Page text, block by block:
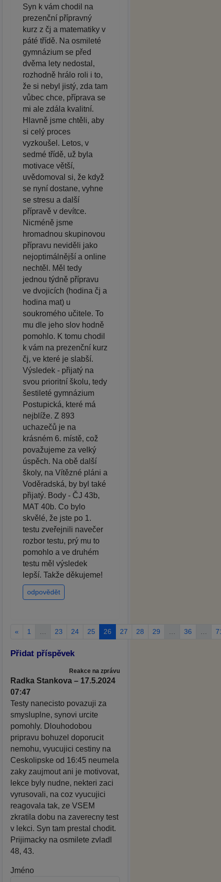
Syn k vám chodil na
prezenční přípravný
kurz z čj a matematiky v
páté třídě. Na osmileté
gymnázium se před
dvěma lety nedostal,
rozhodně hrálo roli i to,
že si nebyl jistý, zda tam
vůbec chce, příprava se
mi ale zdála kvalitní.
Hlavně jsme chtěli, aby
si celý proces
vyzkoušel. Letos, v
sedmé třídě, už byla
motivace větší,
uvědomoval si, že když
se nyní dostane, vyhne
se stresu a další
přípravě v devítce.
Nicméně jsme
hromadnou skupinovou
přípravu neviděli jako
nejoptimálnější a online
nechtěl. Měl tedy
jednou týdně přípravu
ve dvojicích (hodina čj a
hodina mat) u
soukromého učitele. To
mu dle jeho slov hodně
pomohlo. K tomu chodil
k vám na prezenční kurz
čj, ve které je slabší.
Výsledek - přijatý na
svou prioritní školu, tedy
šestileté gymnázium
Postupická, které má
nejblíže. Z 893
uchazečů je na
krásném 6. místě, což
považujeme za velký
úspěch. Na obě další
školy, na Vítězné pláni a
Voděradská, by byl také
přijatý. Body - ČJ 43b,
MAT 40b. Co bylo
skvělé, že jste po 1.
testu zveřejnili navečer
rozbor testu, prý mu to
pomohlo a ve druhém
testu měl výsledek
lepší. Takže děkujeme!
odpovědět
« 1 23 24 25 26 27 28 29 36
Přidat příspěvek
Reakce na zprávu
Radka Stankova – 17.5.2024
07:47
Testy nanecisto povazuji za
smysluplne, synovi urcite
pomohly. Dlouhodobou
pripravu bohuzel doporucit
nemohu, vyucujici cestiny na
Ceskolipske od 16:45 neumela
zaky zaujmout ani je motivovat,
lekce byly nudne, nekteri zaci
vyrusovali, na coz vyucujici
reagovala tak, ze VSEM
zkratila dobu na zaverecny test
v lekci. Syn tam prestal chodit.
Prijimacky na osmilete zvladl
48, 43.
Jméno